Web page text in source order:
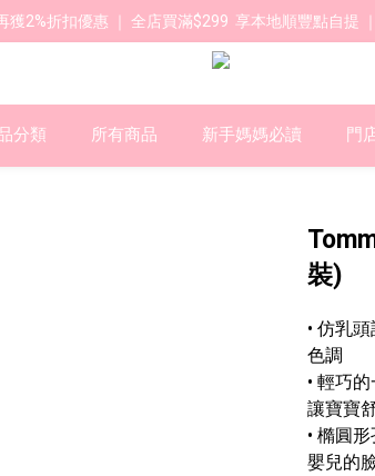
獲2%折扣優惠 ｜ 全店買滿$299  享本地順豐點自提
分類 所有商品 新手媽媽必讀 門
裝)
• 仿乳
色調
• 輕巧
讓寶寶
• 橢圓
嬰兒的